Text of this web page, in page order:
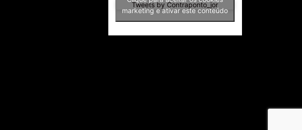
Tweets by Contraponto_jor
marketing e ativar este conteúdo